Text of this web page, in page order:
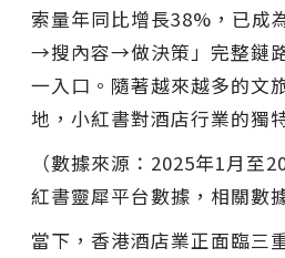
索量年同比增長38%，已成
→搜內容→做決策」完整鏈
一入口。隨著越來越多的文
地，小紅書對酒店行業的獨
（數據來源：2025年1月至
紅書靈犀平台數據，相關數
當下，香港酒店業正面臨三